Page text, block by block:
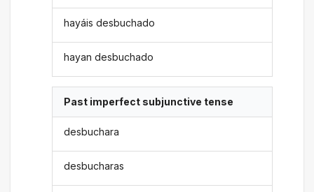
hayáis desbuchado
hayan desbuchado
Past imperfect subjunctive tense
desbuchara
desbucharas